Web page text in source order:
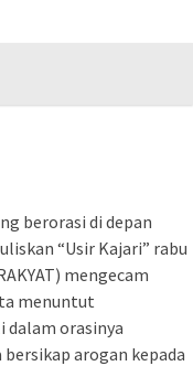
berorasi di depan
“Usir Kajari” rabu
mengecam
menuntut
dalam orasinya
arogan kepada